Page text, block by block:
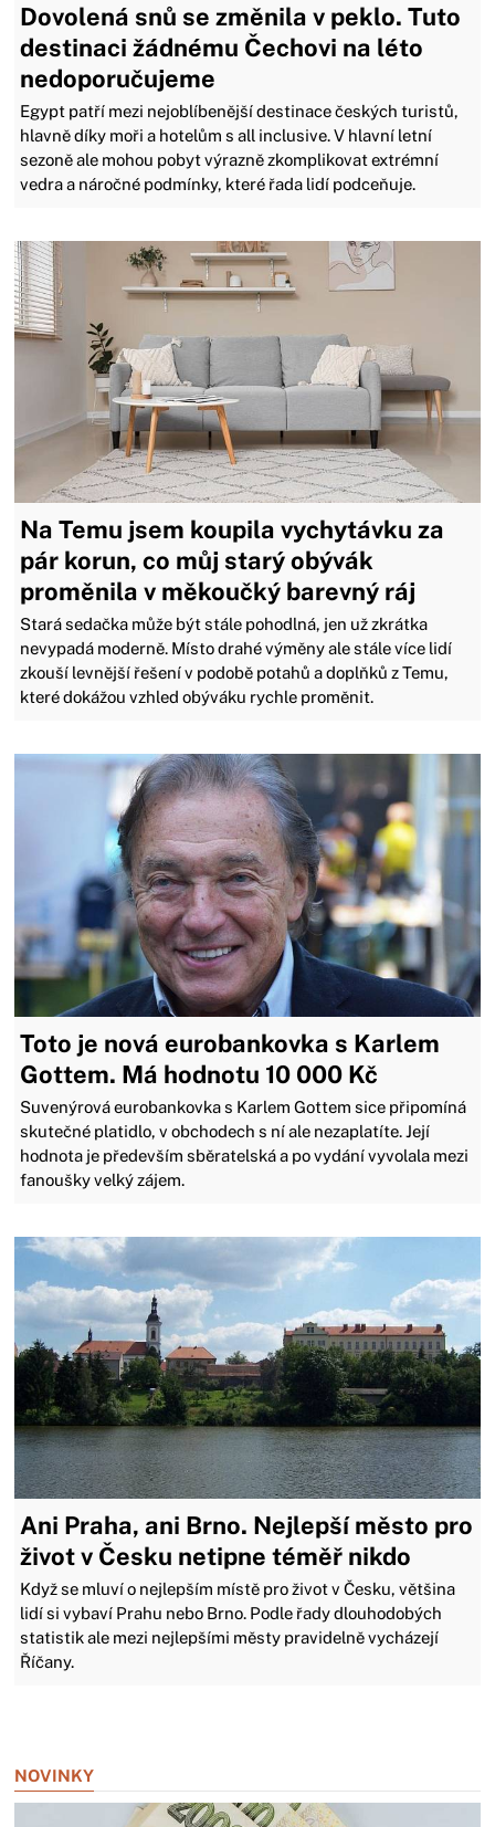
Dovolená snů se změnila v peklo. Tuto
destinaci žádnému Čechovi na léto
nedoporučujeme
Egypt patří mezi nejoblíbenější destinace českých turistů,
hlavně díky moři a hotelům s all inclusive. V hlavní letní
sezoně ale mohou pobyt výrazně zkomplikovat extrémní
vedra a náročné podmínky, které řada lidí podceňuje.
Na Temu jsem koupila vychytávku za
pár korun, co můj starý obývák
proměnila v měkoučký barevný ráj
Stará sedačka může být stále pohodlná, jen už zkrátka
nevypadá moderně. Místo drahé výměny ale stále více lidí
zkouší levnější řešení v podobě potahů a doplňků z Temu,
které dokážou vzhled obýváku rychle proměnit.
Toto je nová eurobankovka s Karlem
Gottem. Má hodnotu 10 000 Kč
Suvenýrová eurobankovka s Karlem Gottem sice připomíná
skutečné platidlo, v obchodech s ní ale nezaplatíte. Její
hodnota je především sběratelská a po vydání vyvolala mezi
fanoušky velký zájem.
Ani Praha, ani Brno. Nejlepší město pro
život v Česku netipne téměř nikdo
Když se mluví o nejlepším místě pro život v Česku, většina
lidí si vybaví Prahu nebo Brno. Podle řady dlouhodobých
statistik ale mezi nejlepšími městy pravidelně vycházejí
Říčany.
NOVINKY